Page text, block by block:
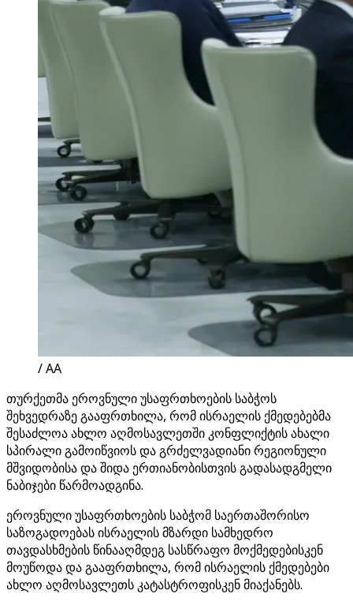
/ AA
თურქეთმა ეროვნული უსაფრთხოების საბჭოს
შეხვედრაზე გააფრთხილა, რომ ისრაელის ქმედებებმა
შესაძლოა ახლო აღმოსავლეთში კონფლიქტის ახალი
სპირალი გამოიწვიოს და გრძელვადიანი რეგიონული
მშვიდობისა და შიდა ერთიანობისთვის გადასადგმელი
ნაბიჯები წარმოადგინა.
ეროვნული უსაფრთხოების საბჭომ საერთაშორისო
საზოგადოებას ისრაელის მზარდი სამხედრო
თავდასხმების წინააღმდეგ სასწრაფო მოქმედებისკენ
მოუწოდა და გააფრთხილა, რომ ისრაელის ქმედებები
ახლო აღმოსავლეთს კატასტროფისკენ მიაქანებს.